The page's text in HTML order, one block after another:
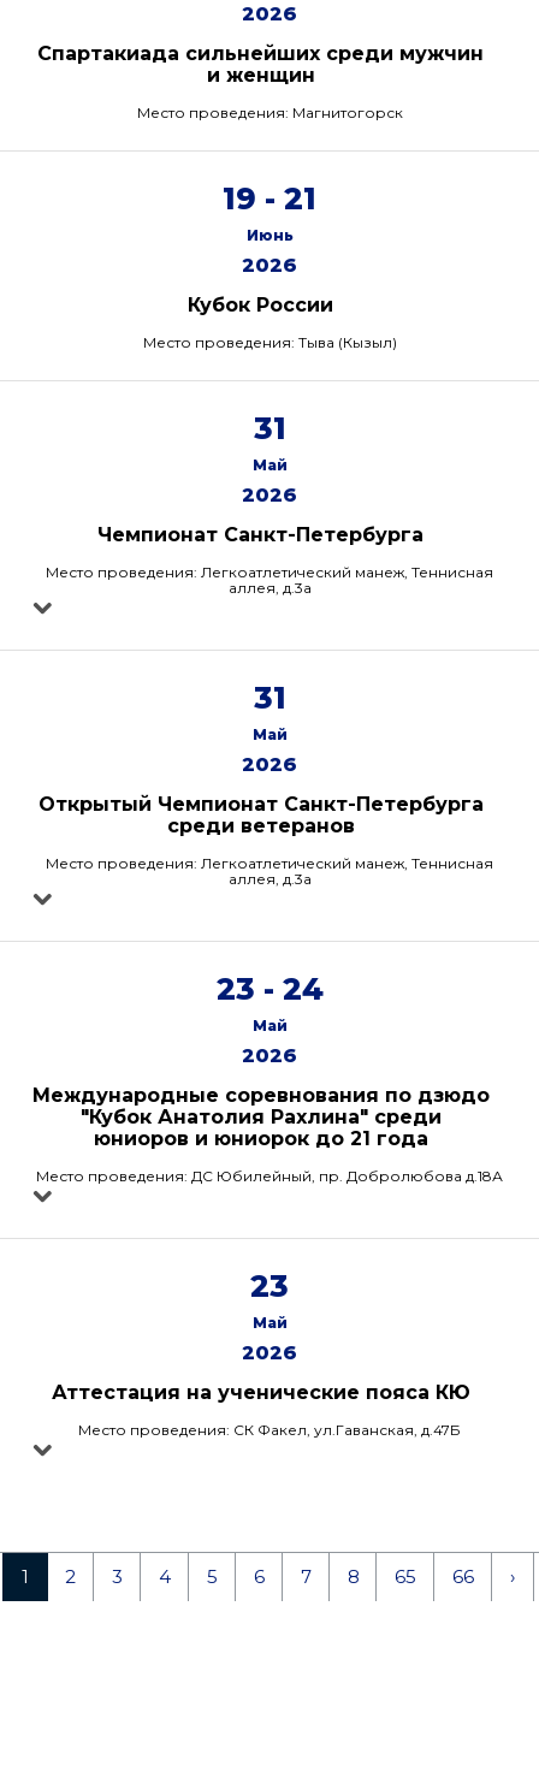
2026
Спартакиада сильнейших среди мужчин
и женщин
Место проведения: Магнитогорск
19 - 21
Июнь
2026
Кубок России
Место проведения: Тыва (Кызыл)
31
Май
2026
Чемпионат Санкт-Петербурга
Место проведения: Легкоатлетический манеж, Теннисная
аллея, д.3а
31
Май
2026
Открытый Чемпионат Санкт-Петербурга
среди ветеранов
Место проведения: Легкоатлетический манеж, Теннисная
аллея, д.3а
23 - 24
Май
2026
Международные соревнования по дзюдо
"Кубок Анатолия Рахлина" среди
юниоров и юниорок до 21 года
Место проведения: ДС Юбилейный, пр. Добролюбова д.18А
23
Май
2026
Аттестация на ученические пояса КЮ
Место проведения: СК Факел, ул.Гаванская, д.47Б
1 2 3 4 5 6 7 8 65 66 ›